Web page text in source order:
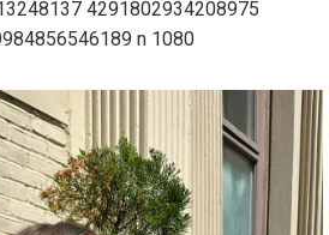
4291802934208975
n 1080